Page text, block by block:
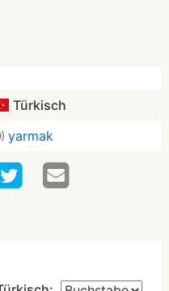
Türkisch
yarmak